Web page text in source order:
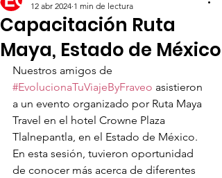
Capacitación Ruta
Maya, Estado de México
12 abr 2024 1 min de lectura
Nuestros amigos de
#EvolucionaTuViajeByFraveo asistieron
a un evento organizado por Ruta Maya
Travel en el hotel Crowne Plaza
Tlalnepantla, en el Estado de México.
En esta sesión, tuvieron oportunidad
de conocer más acerca de diferentes